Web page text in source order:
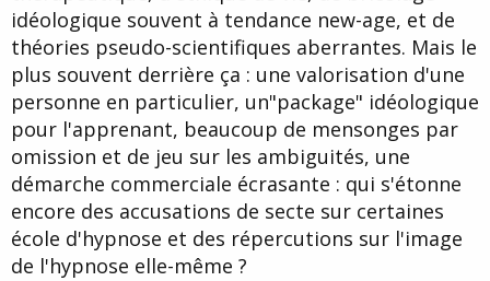
idéologique souvent à tendance new-age, et de
théories pseudo-scientifiques aberrantes. Mais le
plus souvent derrière ça : une valorisation d'une
personne en particulier, un"package" idéologique
pour l'apprenant, beaucoup de mensonges par
omission et de jeu sur les ambiguités, une
démarche commerciale écrasante : qui s'étonne
encore des accusations de secte sur certaines
école d'hypnose et des répercutions sur l'image
de l'hypnose elle-même ?